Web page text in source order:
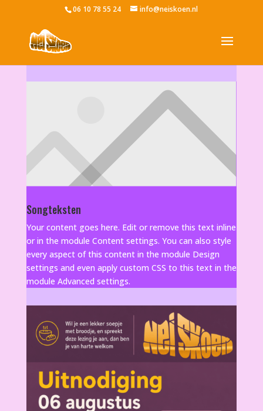
06 10 78 55 24 info@neiskoen.nl
Songteksten
Your content goes here. Edit or remove this text inline
or in the module Content settings. You can also style
every aspect of this content in the module Design
settings and even apply custom CSS to this text in the
module Advanced settings.